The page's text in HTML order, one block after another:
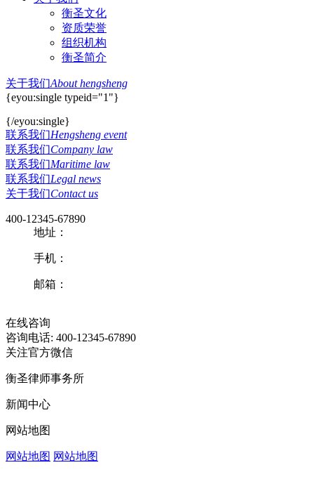
衡圣文化
资质荣誉
组织机构
衡圣简介
关于我们About hengsheng
{eyou:single typeid="1"}
{/eyou:single}
联系我们Hengsheng event
联系我们Company law
联系我们Maritime law
联系我们Legal news
关于我们Contact us
400-12345-67890
地址：
手机：
邮箱：
在线咨询
咨询电话: 400-12345-67890
关注官方微信
衡圣律师事务所
新闻中心
网站地图
网站地图 网站地图